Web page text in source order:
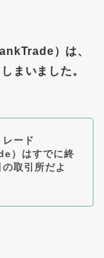
）は、
まいました。
レード
）はすでに終
取引所だよ